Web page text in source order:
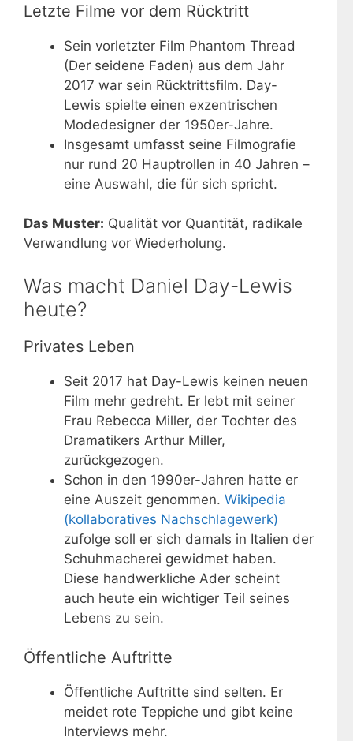
Letzte Filme vor dem Rücktritt
Sein vorletzter Film Phantom Thread
(Der seidene Faden) aus dem Jahr
2017 war sein Rücktrittsfilm. Day-
Lewis spielte einen exzentrischen
Modedesigner der 1950er-Jahre.
Insgesamt umfasst seine Filmografie
nur rund 20 Hauptrollen in 40 Jahren –
eine Auswahl, die für sich spricht.
Das Muster: Qualität vor Quantität, radikale
Verwandlung vor Wiederholung.
Was macht Daniel Day-Lewis
heute?
Privates Leben
Seit 2017 hat Day-Lewis keinen neuen
Film mehr gedreht. Er lebt mit seiner
Frau Rebecca Miller, der Tochter des
Dramatikers Arthur Miller,
zurückgezogen.
Schon in den 1990er-Jahren hatte er
eine Auszeit genommen. Wikipedia
(kollaboratives Nachschlagewerk)
zufolge soll er sich damals in Italien der
Schuhmacherei gewidmet haben.
Diese handwerkliche Ader scheint
auch heute ein wichtiger Teil seines
Lebens zu sein.
Öffentliche Auftritte
Öffentliche Auftritte sind selten. Er
meidet rote Teppiche und gibt keine
Interviews mehr.